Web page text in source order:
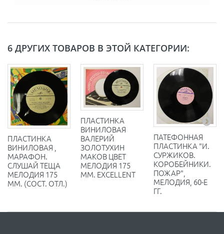
6 ДРУГИХ ТОВАРОВ В ЭТОЙ КАТЕГОРИИ:
ПЛАСТИНКА
ВИНИЛОВАЯ ,
МАРАФОН.
СЛУШАЙ ТЕЩА
МЕЛОДИЯ 175
ММ. (СОСТ. ОТЛ.)
ПЛАСТИНКА
ВИНИЛОВАЯ
ВАЛЕРИЙ
ЗОЛОТУХИН
МАКОВ ЦВЕТ
МЕЛОДИЯ 175
ММ. EXCELLENT
ПАТЕФОННАЯ
ПЛАСТИНКА "И.
СУРЖИКОВ.
КОРОБЕЙНИКИ.
ПОЖАР",
МЕЛОДИЯ, 60-Е
ГГ.